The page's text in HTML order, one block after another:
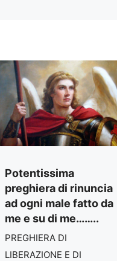
Potentissima
preghiera di rinuncia
ad ogni male fatto da
me e su di me……..
PREGHIERA DI
LIBERAZIONE E DI